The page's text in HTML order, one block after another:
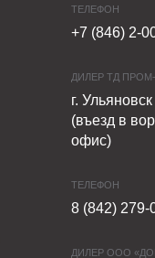
ТЕЛЕФОН
+7 (846) 2-
ДИЛЕР ТД
г.
(въезд в
офис)
ТЕЛЕФОН
8 (842) 279-
ДИЛЕР ООО